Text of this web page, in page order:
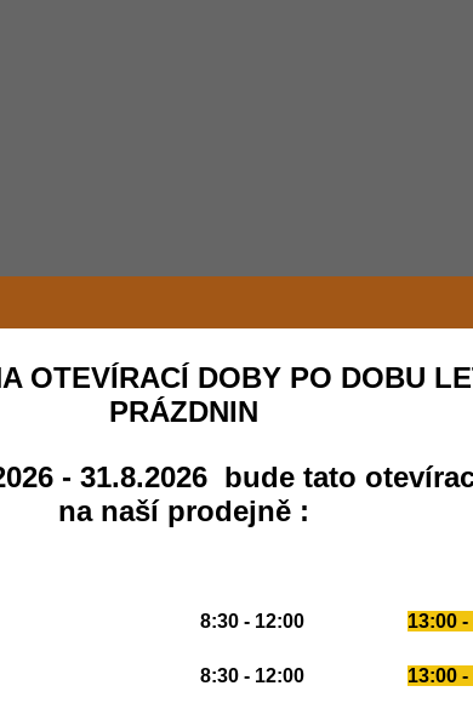
OTEVÍRACÍ DOBY PO DOBU
PRÁZDNIN
- 31.8.2026 bude tato
na naší prodejně :
8:30 - 12:00 13:00
8:30 - 12:00 13:00